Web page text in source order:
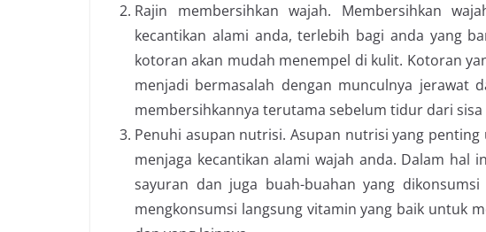
Rajin membersihkan wajah. Membersihkan
kecantikan alami anda, terlebih bagi anda yang
kotoran akan mudah menempel di kulit. Kotoran
menjadi bermasalah dengan munculnya jerawat
membersihkannya terutama sebelum tidur dari
Penuhi asupan nutrisi. Asupan nutrisi yang
menjaga kecantikan alami wajah anda. Dalam hal
sayuran dan juga buah-buahan yang
mengkonsumsi langsung vitamin yang baik untuk